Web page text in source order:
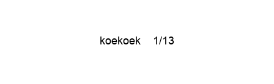
koekoek 1/13